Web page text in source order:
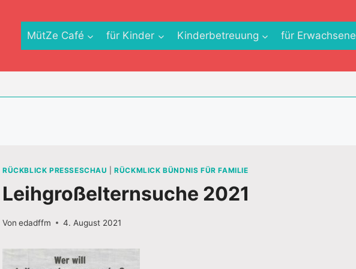
MütZe Café für Kinder Kinderbetreuung für Erwachsene
RÜCKBLICK PRESSESCHAU |RÜCKMLICK BÜNDNIS FÜR FAMILIE
Leihgroßelternsuche 2021
Von edadffm 4. August 2021